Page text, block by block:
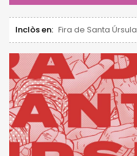
Inclòs en: Fira de Santa Úrsula